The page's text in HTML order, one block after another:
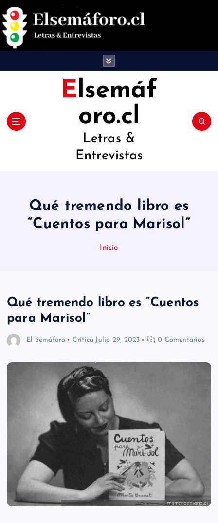
a
Elsemáf
oro.cl
Letras &
Entrevistas
Qué tremendo libro es
“Cuentos para Marisol”
Inicio
Qué tremendo libro es “Cuentos
para Marisol”
El Semáforo Crítica Julio 29, 2023 0 Comentarios